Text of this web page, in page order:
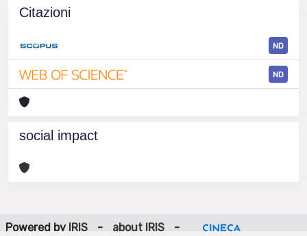
Citazioni
ND
ND
social impact
Powered by IRIS - about IRIS -